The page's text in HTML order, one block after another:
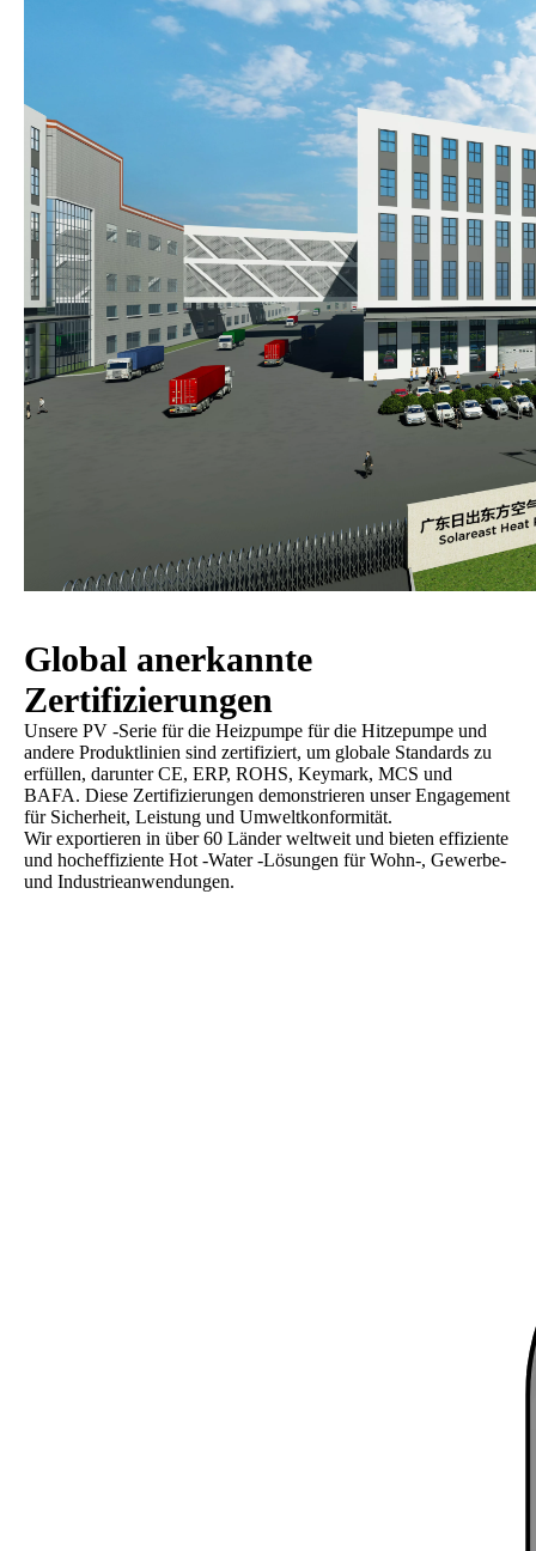
Global anerkannte
Zertifizierungen
Unsere PV -Serie für die Heizpumpe für die Hitzepumpe und
andere Produktlinien sind zertifiziert, um globale Standards zu
erfüllen, darunter CE, ERP, ROHS, Keymark, MCS und
BAFA. Diese Zertifizierungen demonstrieren unser Engagement
für Sicherheit, Leistung und Umweltkonformität.
Wir exportieren in über 60 Länder weltweit und bieten effiziente
und hocheffiziente Hot -Water -Lösungen für Wohn-, Gewerbe-
und Industrieanwendungen.